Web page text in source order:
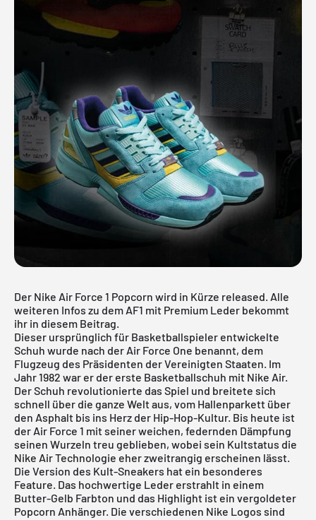
Der Nike Air Force 1 Popcorn wird in Kürze released. Alle
weiteren Infos zu dem AF1 mit Premium Leder bekommt
ihr in diesem Beitrag.
Dieser ursprünglich für Basketballspieler entwickelte
Schuh wurde nach der Air Force One benannt, dem
Flugzeug des Präsidenten der Vereinigten Staaten. Im
Jahr 1982 war er der erste Basketballschuh mit Nike Air.
Der Schuh revolutionierte das Spiel und breitete sich
schnell über die ganze Welt aus, vom Hallenparkett über
den Asphalt bis ins Herz der Hip-Hop-Kultur. Bis heute ist
der Air Force 1 mit seiner weichen, federnden Dämpfung
seinen Wurzeln treu geblieben, wobei sein Kultstatus die
Nike Air Technologie eher zweitrangig erscheinen lässt.
Die Version des Kult-Sneakers hat ein besonderes
Feature. Das hochwertige Leder erstrahlt in einem
Butter-Gelb Farbton und das Highlight ist ein vergoldeter
Popcorn Anhänger. Die verschiedenen Nike Logos sind